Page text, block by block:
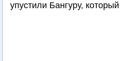
упустили Бангуру,